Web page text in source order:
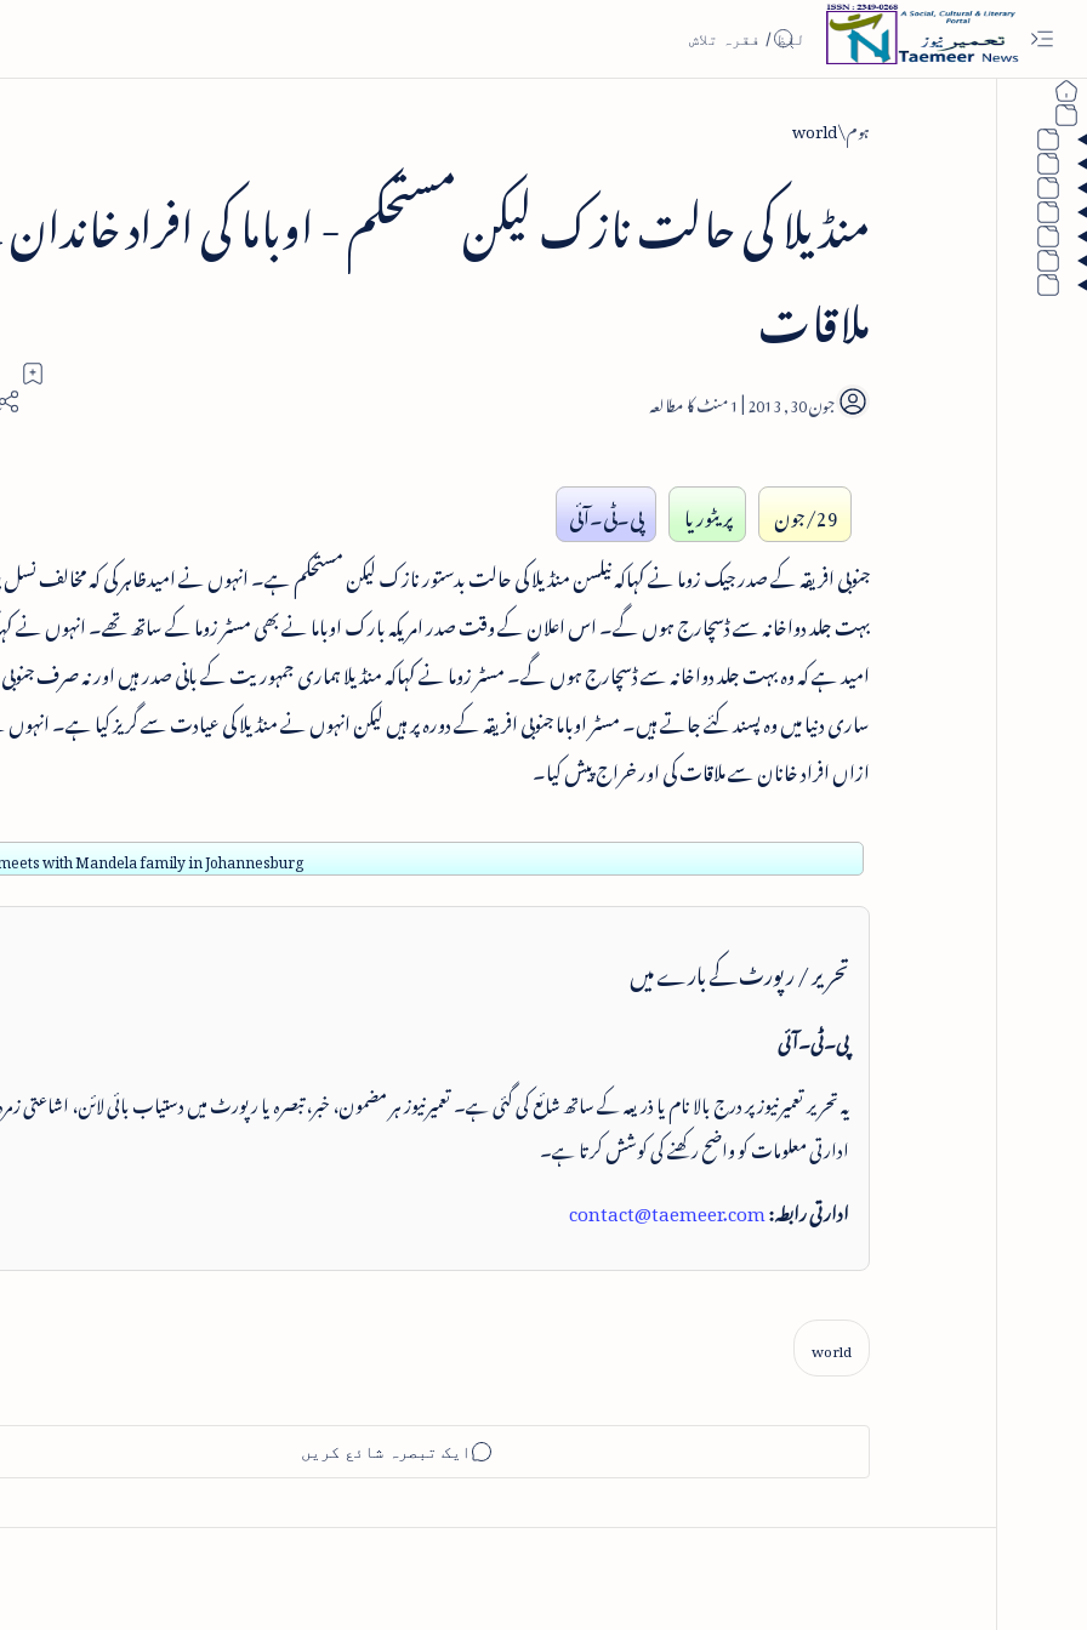
ہوم world
منڈیلا کی حالت نازک لیکن مستحکم - اوباما کی افراد
ملاقات
1
29/جون پریٹوریا
پی۔ٹی۔آئی
جنوبی افریقہ کے صدر جیک زوما نے کہاکہ نیلسن منڈیلا کی حالت بدستور نازک لیکن مستحکم ہے۔ انہوں نے امیدظاہر کی کہ مخالف نسل
بہت جلد دواخانہ سے ڈسچارج ہوں گے۔ اس اعلان کے وقت صدر امریکہ بارک اوباما نے بھی مسٹر زوما کے ساتھ تھے۔ انہوں نے
امید ہے کہ وہ بہت جلد دواخانہ سے ڈسچارج ہوں گے۔ مسٹر زوما نے کہاکہ منڈیلا ہماری جمہوریت کے بانی صدر ہیں اور نہ صرف جنوبی
ساری دنیا میں وہ پسند کئے جاتے ہیں۔ مسٹر اوباما جنوبی افریقہ کے دورہ پر ہیں لیکن انہوں نے منڈیلا کی عیادت سے گریز کیا ہے۔
ازاں افراد خانان سے ملاقات کی اور خراج پیش کیا۔
with Mandela family in Johannesburg
تحریر / رپورٹ کے بارے میں
پی۔ٹی۔آئی
یہ تحریر تعمیرنیوز پر درج بالا نام یا ذریعہ کے ساتھ شائع کی گئی ہے۔ تعمیرنیوز ہر مضمون، خبر، تبصرہ یا رپورٹ میں دستیاب بائی لائن، اشاعتی
ادارتی معلومات کو واضح رکھنے کی کوشش کرتا ہے۔
ادارتی رابطہ:contact@taemeer.com